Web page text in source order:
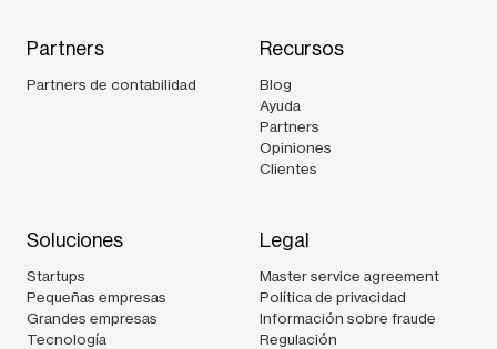
Partners
Partners de contabilidad
Recursos
Blog
Ayuda
Partners
Opiniones
Clientes
Soluciones
Startups
Pequeñas empresas
Grandes empresas
Tecnología
Legal
Master service agreement
Política de privacidad
Información sobre fraude
Regulación